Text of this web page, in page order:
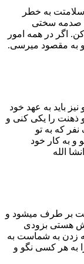
به خطر
صدمه سختی
اگر در همه امور
به مقصود میرسی.
باید به عهد خود
ذهنت را یکی کنی و
که به تو
و به کار خود
الله
بر طرف میشود و
هستی بزودی
به شماست به
به هر کسی نگو و